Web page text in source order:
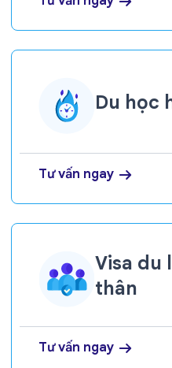
Du học
Tư vấn ngay
Visa du
thân
Tư vấn ngay